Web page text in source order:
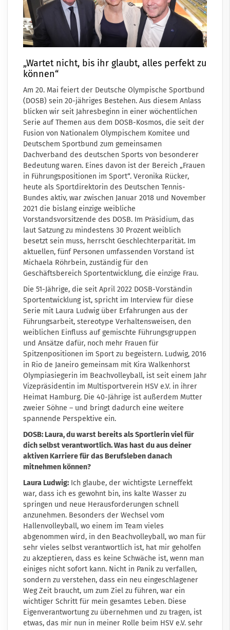
„Wartet nicht, bis ihr glaubt, alles perfekt zu
können“
Am 20. Mai feiert der Deutsche Olympische Sportbund
(DOSB) sein 20-jähriges Bestehen. Aus diesem Anlass
blicken wir seit Jahresbeginn in einer wöchentlichen
Serie auf Themen aus dem DOSB-Kosmos, die seit der
Fusion von Nationalem Olympischem Komitee und
Deutschem Sportbund zum gemeinsamen
Dachverband des deutschen Sports von besonderer
Bedeutung waren. Eines davon ist der Bereich „Frauen
in Führungspositionen im Sport“. Veronika Rücker,
heute als Sportdirektorin des Deutschen Tennis-
Bundes aktiv, war zwischen Januar 2018 und November
2021 die bislang einzige weibliche
Vorstandsvorsitzende des DOSB. Im Präsidium, das
laut Satzung zu mindestens 30 Prozent weiblich
besetzt sein muss, herrscht Geschlechterparität. Im
aktuellen, fünf Personen umfassenden Vorstand ist
Michaela Röhrbein, zuständig für den
Geschäftsbereich Sportentwicklung, die einzige Frau.
Die 51-Jährige, die seit April 2022 DOSB-Vorständin
Sportentwicklung ist, spricht im Interview für diese
Serie mit Laura Ludwig über Erfahrungen aus der
Führungsarbeit, stereotype Verhaltensweisen, den
weiblichen Einfluss auf gemischte Führungsgruppen
und Ansätze dafür, noch mehr Frauen für
Spitzenpositionen im Sport zu begeistern. Ludwig, 2016
in Rio de Janeiro gemeinsam mit Kira Walkenhorst
Olympiasiegerin im Beachvolleyball, ist seit einem Jahr
Vizepräsidentin im Multisportverein HSV e.V. in ihrer
Heimat Hamburg. Die 40-Jährige ist außerdem Mutter
zweier Söhne – und bringt dadurch eine weitere
spannende Perspektive ein.
DOSB: Laura, du warst bereits als Sportlerin viel für
dich selbst verantwortlich. Was hast du aus deiner
aktiven Karriere für das Berufsleben danach
mitnehmen können?
Laura Ludwig: Ich glaube, der wichtigste Lerneffekt
war, dass ich es gewohnt bin, ins kalte Wasser zu
springen und neue Herausforderungen schnell
anzunehmen. Besonders der Wechsel vom
Hallenvolleyball, wo einem im Team vieles
abgenommen wird, in den Beachvolleyball, wo man für
sehr vieles selbst verantwortlich ist, hat mir geholfen
zu akzeptieren, dass es keine Schwäche ist, wenn man
einiges nicht sofort kann. Nicht in Panik zu verfallen,
sondern zu verstehen, dass ein neu eingeschlagener
Weg Zeit braucht, um zum Ziel zu führen, war ein
wichtiger Schritt für mein gesamtes Leben. Diese
Eigenverantwortung zu übernehmen und zu tragen, ist
etwas, das mir nun in meiner Rolle beim HSV e.V. sehr